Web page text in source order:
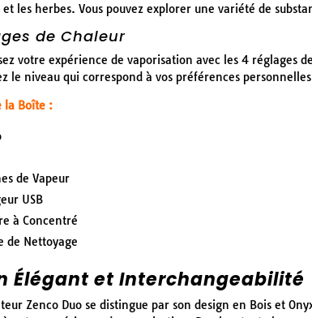
les herbes. Vous pouvez explorer une variété de
de Chaleur
votre expérience de vaporisation avec les 4 réglages
le niveau qui correspond à vos préférences
la Boîte :
de Vapeur
USB
à Concentré
de Nettoyage
Élégant et Interchangeabilité
Zenco Duo se distingue par son design en Bois et